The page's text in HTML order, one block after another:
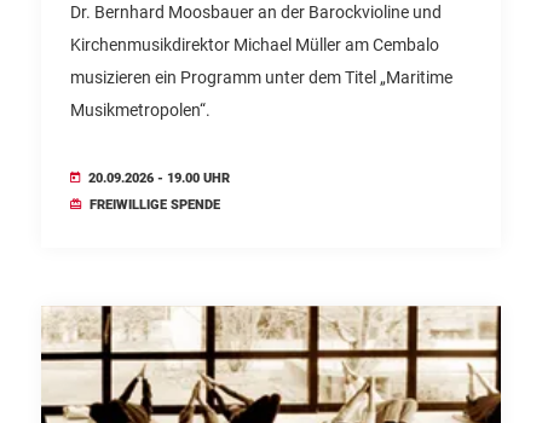
Dr. Bernhard Moosbauer an der Barockvioline und
Kirchenmusikdirektor Michael Müller am Cembalo
musizieren ein Programm unter dem Titel „Maritime
Musikmetropolen“.
20.09.2026 - 19.00 UHR
FREIWILLIGE SPENDE